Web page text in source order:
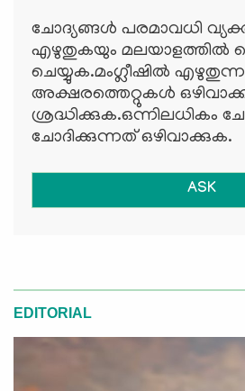
ചോദ്യങ്ങള്‍ പരമാവധി
എഴുതുകയും മലയാളത്തില്‍
ചെയ്യുക.മംഗ്ലീഷില്‍
അക്ഷരത്തെറ്റുകള്‍
ശ്രദ്ധിക്കുക.ഒന്നിലധികം
ചോദിക്കുന്നത് ഒഴിവാക്കുക.
ASK
EDITORIAL